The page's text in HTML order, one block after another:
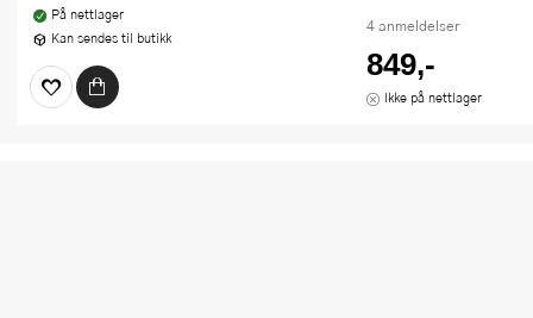
På nettlager
Kan sendes til butikk
4 anmeldelser
849,-
Ikke på nettlager